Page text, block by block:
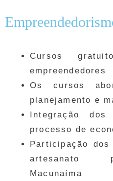
Cursos
empreendedores
Os cursos
planejamento e
Integração dos
processo de
Participação
artesanato
Macunaíma